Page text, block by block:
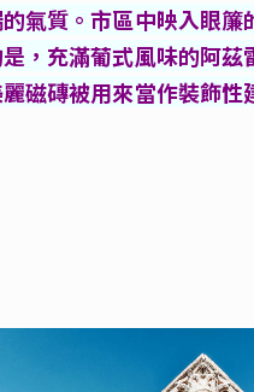
氣質。市區中映入眼簾
，充滿葡式風味的阿茲
磁磚被用來當作裝飾性